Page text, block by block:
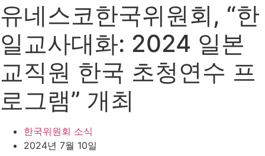
유네스코한국위원회, “한
일교사대화: 2024 일본
교직원 한국 초청연수 프
로그램” 개최
한국위원회 소식
2024년 7월 10일